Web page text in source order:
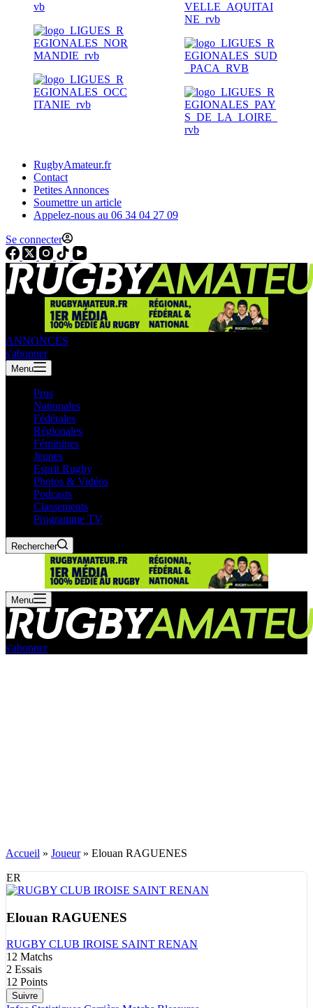
RugbyAmateur.fr
Contact
Petites Annonces
Soumettre un article
Appelez-nous au 06 34 04 27 09
Se connecter
ANNONCES
s'abonner
Menu
Pros
Nationales
Fédérales
Régionales
Féminines
Jeunes
Esprit Rugby
Photos & Vidéos
Podcasts
Classements
Programme TV
Rechercher
Menu
s'abonner
Accueil » Joueur» Elouan RAGUENES
ER
Elouan RAGUENES
RUGBY CLUB IROISE SAINT RENAN
12 Matchs
2 Essais
12 Points
Suivre